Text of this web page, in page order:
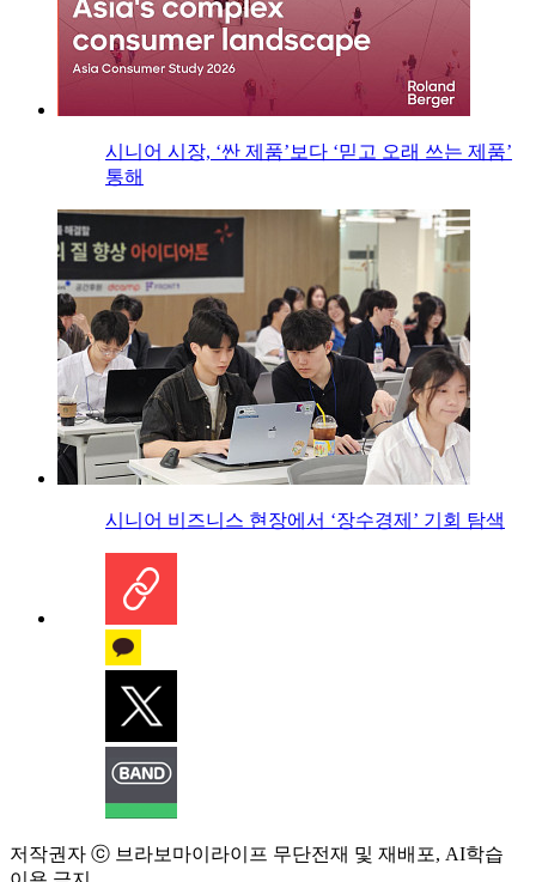
시니어 시장, ‘싼 제품’보다 ‘믿고 오래 쓰는 제품’
통해
시니어 비즈니스 현장에서 ‘장수경제’ 기회 탐색
저작권자 ⓒ 브라보마이라이프 무단전재 및 재배포, AI학습